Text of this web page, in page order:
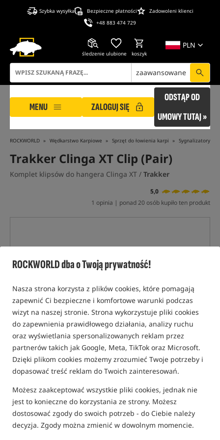
ROCKWORLD dba o Twoją prywatność!
Nasza strona korzysta z plików cookies, które pomagają
zapewnić Ci bezpieczne i komfortowe warunki podczas
wizyt na naszej stronie. Strona wykorzystuje pliki cookies
do zapewnienia prawidłowego działania, analizy ruchu
oraz wyświetlania spersonalizowanych reklam przez
partnerów takich jak Google, Meta, TikTok oraz Microsoft.
Dzięki plikom cookies możemy zrozumieć Twoje potrzeby i
dopasować treść reklam do Twoich zainteresowań.
Możesz zaakceptować wszystkie pliki cookies, jednak nie
jest to konieczne do korzystania ze strony. Możesz
dostosować zgody do swoich potrzeb - do Ciebie należy
decyzja. Zgody można zmienić w dowolnym momencie.
Szybka wysyłka Bezpieczne płatności
Zadowoleni klienci
+48 883 474 729
PLN
śledzenie ulubione koszyk
zaawansowane
MENU ZALOGUJ SIĘ
ODSTĄP OD
UMOWY TUTAJ »
ROCKWORLD Wędkarstwo Karpiowe Sprzęt do łowienia karpi Sygnalizatory
Trakker Clinga XT Clip (Pair)
Komplet klipsów do hangera Clinga XT / Trakker
5,0
1 opinia | ponad 20 osób kupiło ten produkt
tylko produkty na